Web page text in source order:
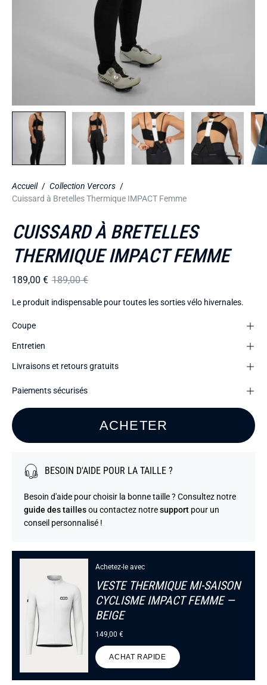
Accueil / Collection Vercors /
Cuissard à Bretelles Thermique IMPACT Femme
CUISSARD À BRETELLES
THERMIQUE IMPACT FEMME
189,00 € 189,00 €
Le produit indispensable pour toutes les sorties vélo hivernales.
Coupe
Entretien
Livraisons et retours gratuits
Paiements sécurisés
ACHETER
BESOIN D'AIDE POUR LA TAILLE ?
Besoin d'aide pour choisir la bonne taille ? Consultez notre
guide des taillesou contactez notresupport pour un
conseil personnalisé !
Achetez-le avec
VESTE THERMIQUE MI-SAISON
CYCLISME IMPACT FEMME —
BEIGE
149,00 €
ACHAT RAPIDE